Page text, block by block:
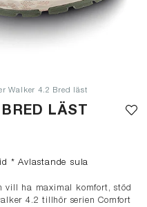
Walker 4.2 Bred läst
LÄST
* Avlastande sula
vill ha maximal komfort, stöd
4.2 tillhör serien Comfort